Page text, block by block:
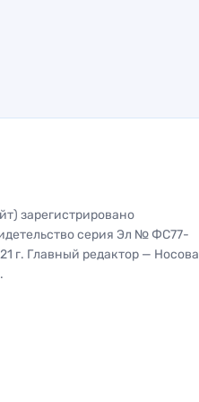
зарегистрировано
серия Эл № ФС77-
г. Главный редактор — Носова